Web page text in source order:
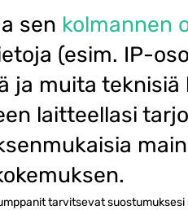
TREFFIT CHAT
Suomi24 Chat
alueella
sen kolmannen
(esim. IP-
ja muita
laitteellasi
tarvitsevat suostumuksesi